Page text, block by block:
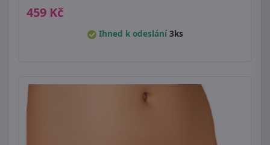
459 Kč
Ihned k odeslání3ks